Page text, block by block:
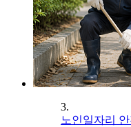
3.
노인일자리